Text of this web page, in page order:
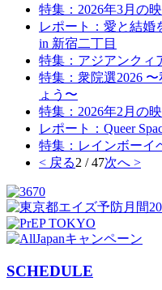
特集：2026年3月の
レポート：愛と結婚
in 新宿二丁目
特集：アジアンクィ
特集：衆院選2026
ょう〜
特集：2026年2月の
レポート：Queer
特集：レインボーイ
< 戻る2 / 47次へ >
SCHEDULE